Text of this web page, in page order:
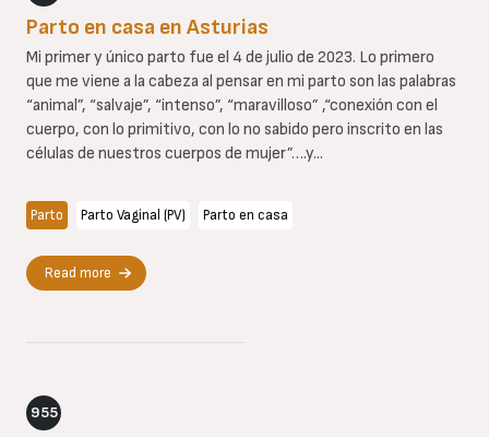
Parto en casa en Asturias
Mi primer y único parto fue el 4 de julio de 2023. Lo primero
que me viene a la cabeza al pensar en mi parto son las palabras
“animal”, “salvaje”, “intenso”, “maravilloso” ,“conexión con el
cuerpo, con lo primitivo, con lo no sabido pero inscrito en las
células de nuestros cuerpos de mujer”….y...
Parto Parto Vaginal (PV) Parto en casa
Read more
955